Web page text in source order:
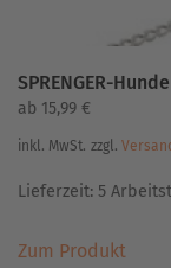
SPRENGER-
ab 15,99 €
inkl. MwSt. zzgl.
Lieferzeit: 5
Zum Produkt